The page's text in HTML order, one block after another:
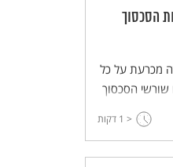
קידושהסכסוך
מכרעת על כל
הסכסוך
את מסכת
< 1 דקות